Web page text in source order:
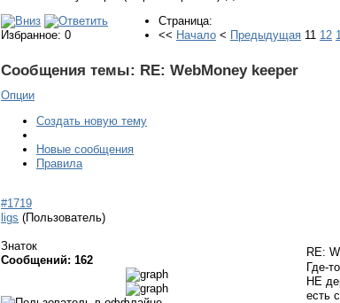
Избранное: 0
Страница:
<< Начало < Предыдущая 11 12
Сообщения темы: RE: WebMoney keeper
Опции
Создать новую тему
Новые сообщения
Правила
#1719
ligs (Пользователь)
Знаток
Сообщений: 162
RE:
Где-
НЕ
есть